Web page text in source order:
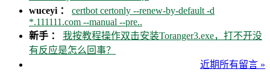
wuceyi ： certbot certonly --renew-by-default -d
*.111111.com --manual --pre..
新手 ： 我按教程操作双击安装Toranger3.exe，打不开没
有反应是怎么回事？
近期所有留言 »